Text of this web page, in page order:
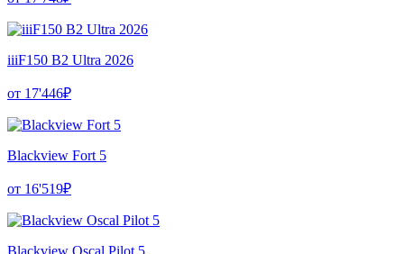
iiiF150 B2 Ultra 2026
от 17'446₽
Blackview Fort 5
от 16'519₽